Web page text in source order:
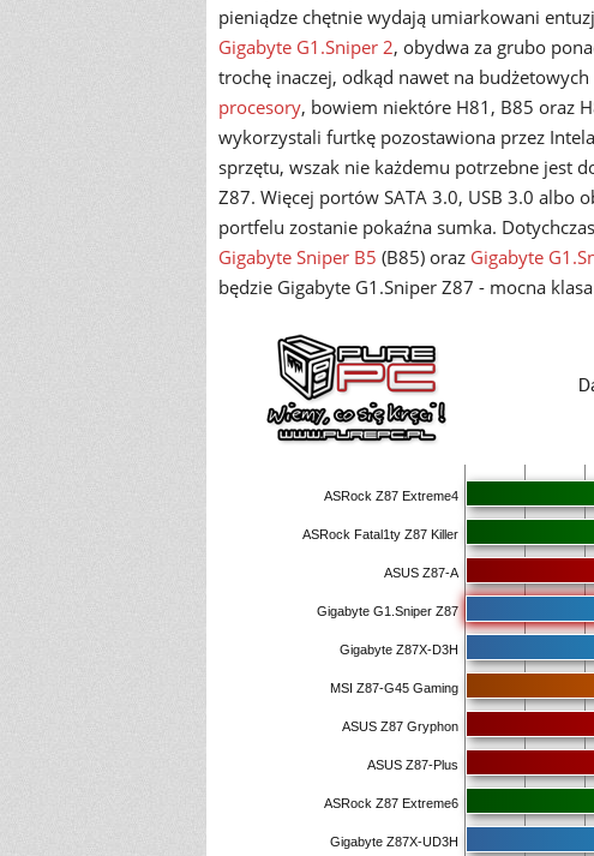
pieniądze chętnie wydają umiarkowani
Gigabyte G1.Sniper 2, obydwa za grubo
trochę inaczej, odkąd nawet na budżetowych
procesory, bowiem niektóre H81, B85 oraz
wykorzystali furtkę pozostawiona przez
sprzętu, wszak nie każdemu potrzebne jest
Z87. Więcej portów SATA 3.0, USB 3.0 albo
portfelu zostanie pokaźna sumka.
Gigabyte Sniper B5 (B85) oraz Gigabyte
będzie Gigabyte G1.Sniper Z87 - mocna
ASRock Z87 Extreme4
ASRock Fatal1ty Z87 Killer
ASUS Z87-A
Gigabyte G1.Sniper Z87
Gigabyte Z87X-D3H
MSI Z87-G45 Gaming
ASUS Z87 Gryphon
ASUS Z87-Plus
ASRock Z87 Extreme6
Gigabyte Z87X-UD3H